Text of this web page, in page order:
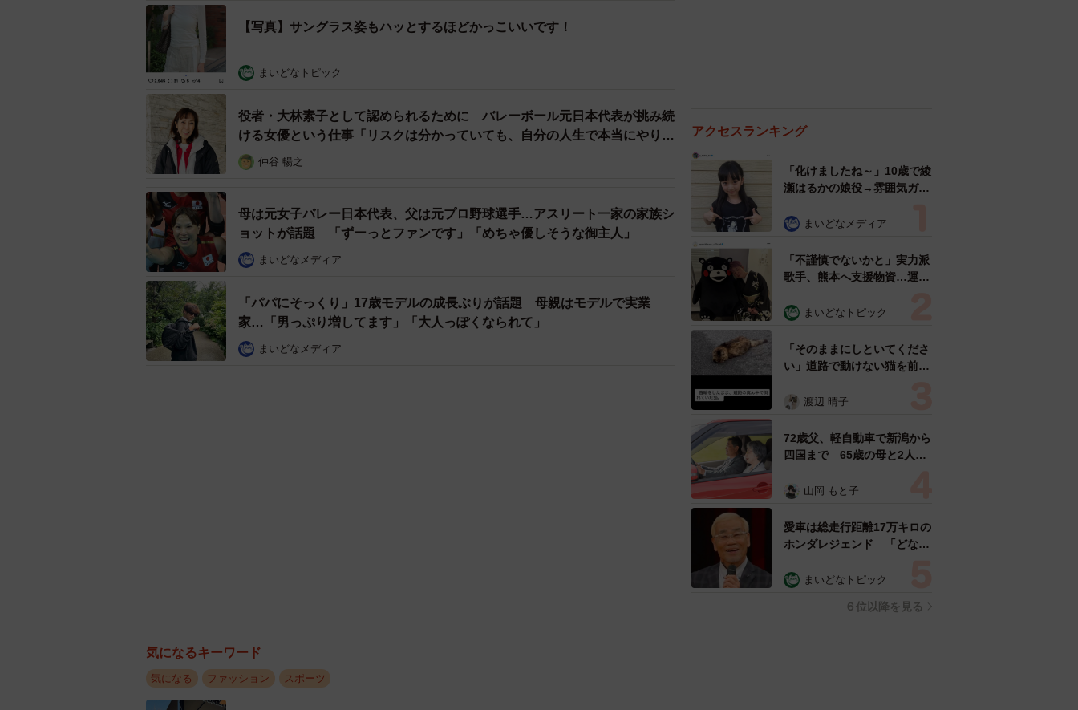
【写真】サングラス姿もハッとするほどかっこいいです！
まいどなトピック
役者・大林素子として認められるために バレーボール元日本代表が挑み続
ける女優という仕事「リスクは分かっていても、自分の人生で本当にやりた
いものをやる」
仲谷 暢之
母は元女子バレー日本代表、父は元プロ野球選手…アスリート一家の家族シ
ョットが話題 「ずーっとファンです」「めちゃ優しそうな御主人」
まいどなメディア
「パパにそっくり」17歳モデルの成長ぶりが話題 母親はモデルで実業
家…「男っぷり増してます」「大人っぽくなられて」
まいどなメディア
気になるキーワード
気になる ファッション スポーツ
アクセスランキング
「化けましたね～」10歳で綾
瀬はるかの娘役→雰囲気ガラ
雰囲気が」「宝塚に入れそ
まいどなメディア
「不謹慎でないかと」実力派
歌手、熊本へ支援物資…運搬
めらい 「痛いほど伝わる」
まいどなトピック
「そのままにしといてくださ
い」道路で動けない猫を前に
ようとした4日間 「命の重
表の訴え
渡辺 晴子
72歳父、軽自動車で新潟から
四国まで 65歳の母と2人で
憩まで分刻み… 「大学生で
山岡 もと子
愛車は総走行距離17万キロの
ホンダレジェンド 「どなた
所漫才師が譲渡の意向
まいどなトピック
６位以降を見る